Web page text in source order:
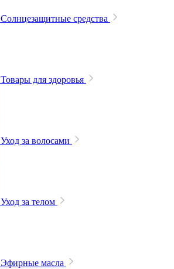
Солнцезащитные средства
Товары для здоровья
Уход за волосами
Уход за телом
Эфирные масла